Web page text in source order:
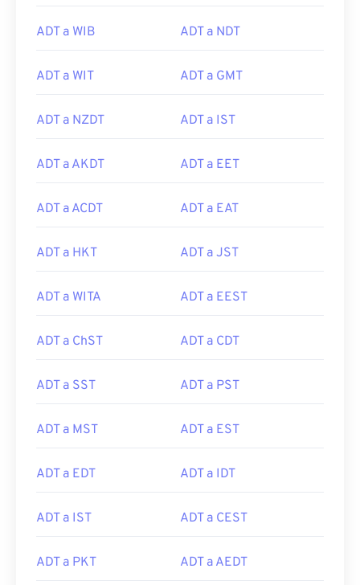
ADT a WIB ADT a NDT
ADT a WIT ADT a GMT
ADT a NZDT ADT a IST
ADT a AKDT ADT a EET
ADT a ACDT ADT a EAT
ADT a HKT ADT a JST
ADT a WITA ADT a EEST
ADT a ChST ADT a CDT
ADT a SST ADT a PST
ADT a MST ADT a EST
ADT a EDT ADT a IDT
ADT a IST ADT a CEST
ADT a PKT ADT a AEDT